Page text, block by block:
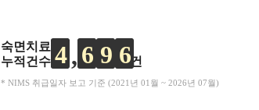
숙면치료
누적건수 4 6 9 6건
* NIMS 취급일자 보고 기준 (2021년 01월 ~ 2026년 07월)